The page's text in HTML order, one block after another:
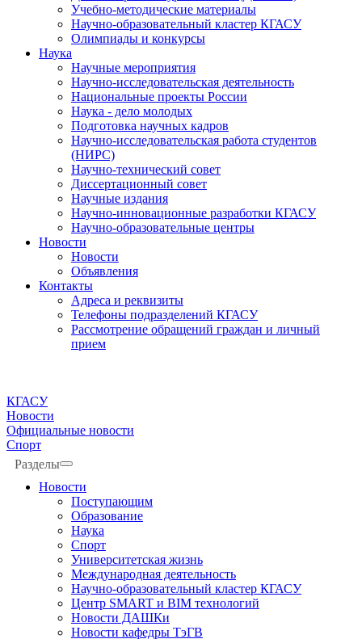
Учебно-методические материалы
Научно-образовательный кластер КГАСУ
Олимпиады и конкурсы
Наука
Научные мероприятия
Научно-исследовательская деятельность
Национальные проекты России
Наука - дело молодых
Подготовка научных кадров
Научно-исследовательская работа студентов
(НИРС)
Научно-технический совет
Диссертационный совет
Научные издания
Научно-инновационные разработки КГАСУ
Научно-образовательные центры
Новости
Новости
Объявления
Контакты
Адреса и реквизиты
Телефоны подразделений КГАСУ
Рассмотрение обращений граждан и личный
прием
КГАСУ
Новости
Официальные новости
Спорт
Разделы
Новости
Поступающим
Образование
Наука
Спорт
Университетская жизнь
Международная деятельность
Научно-образовательный кластер КГАСУ
Центр SMART и BIM технологий
Новости ДАШКи
Новости кафедры ТэГВ